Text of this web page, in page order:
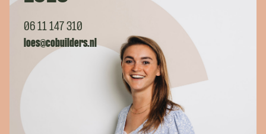
06 11 147 310
loes@cobuilders.nl